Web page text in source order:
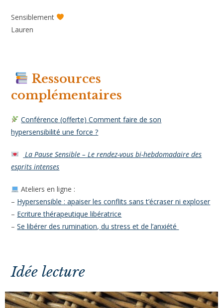
calme, de clarté et d’équilibre dans tes relations.
Et toi, as-tu plutôt tendance à porter les problèmes des
dont tu as besoin ?
Lauren
Ressources
complémentaires
La Pause Sensible – Le rendez-vous bi-hebdomadaire des
esprits intenses